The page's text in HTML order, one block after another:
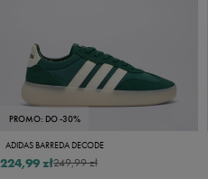
PROMO: DO -30%
ADIDAS BARREDA DECODE
249,99 zł
224,99 zł